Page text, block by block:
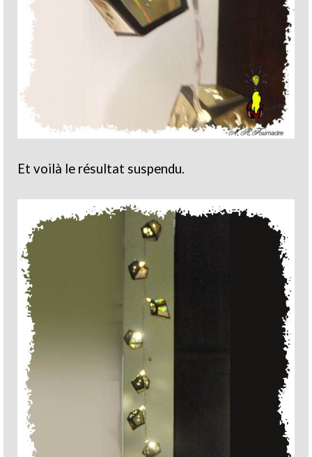
Et voilà le résultat suspendu.